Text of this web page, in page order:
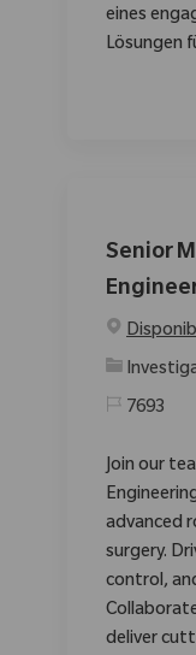
eines
Lösungen
Senior
Categoría
7693
Join our
advanced
surgery.
control,
deliver